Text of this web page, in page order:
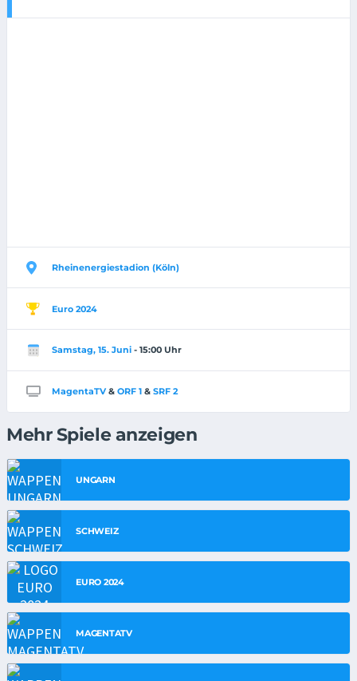
Rheinenergiestadion (Köln)
Euro 2024
Samstag, 15. Juni - 15:00 Uhr
MagentaTV& ORF 1 & SRF 2
Mehr Spiele anzeigen
UNGARN
SCHWEIZ
EURO 2024
MAGENTATV